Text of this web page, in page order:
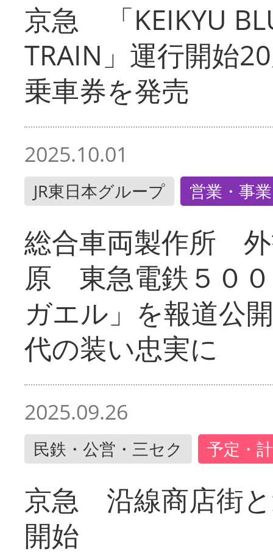
京急 「KEIKYU
TRAIN」運行開始
乗車券を発売
2025.10.01
JR東日本グループ 営業・事
総合車両製作所
原 東急電鉄５０
ガエル」を報道公
代の装い忠実に
2025.09.26
民鉄・公営・三セク 予定・
京急 沿線商店街
開始